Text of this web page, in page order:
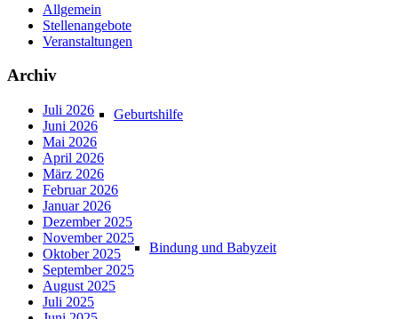
Geburtshilfe
Bindung und Babyzeit
Allgemein
Stellenangebote
Veranstaltungen
Archiv
Juli 2026
Juni 2026
Mai 2026
April 2026
März 2026
Februar 2026
Januar 2026
Dezember 2025
November 2025
Oktober 2025
September 2025
August 2025
Juli 2025